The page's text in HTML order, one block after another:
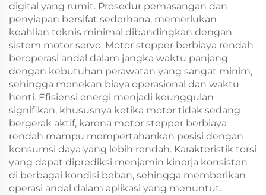
digital yang rumit. Prosedur pemasangan dan
penyiapan bersifat sederhana, memerlukan
keahlian teknis minimal dibandingkan dengan
sistem motor servo. Motor stepper berbiaya rendah
beroperasi andal dalam jangka waktu panjang
dengan kebutuhan perawatan yang sangat minim,
sehingga menekan biaya operasional dan waktu
henti. Efisiensi energi menjadi keunggulan
signifikan, khususnya ketika motor tidak sedang
bergerak aktif, karena motor stepper berbiaya
rendah mampu mempertahankan posisi dengan
konsumsi daya yang lebih rendah. Karakteristik torsi
yang dapat diprediksi menjamin kinerja konsisten
di berbagai kondisi beban, sehingga memberikan
operasi andal dalam aplikasi yang menuntut.